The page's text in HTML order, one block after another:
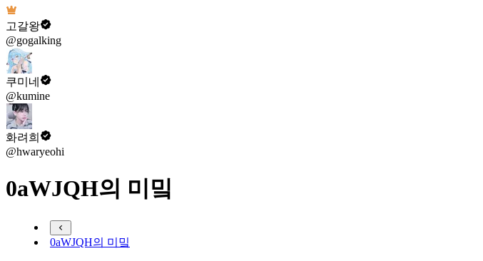
고갈왕
@gogalking
쿠미네
@kumine
화려희
@hwaryeohi
0aWJQH의 미밐
0aWJQH의 미밐